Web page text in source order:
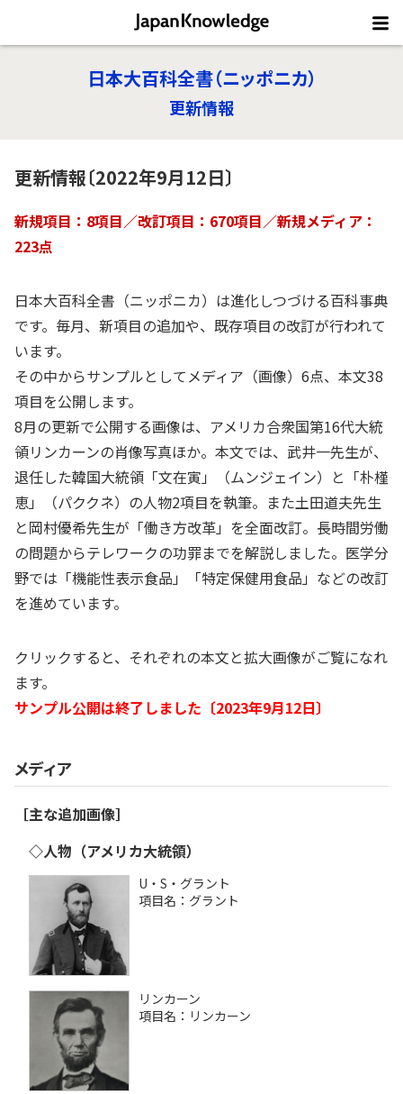
日本大百科全書（ニッポニカ）
更新情報
更新情報〔2022年9月12日〕
新規項目：8項目／改訂項目：670項目／新規メディア：
223点
日本大百科全書（ニッポニカ）は進化しつづける百科事典
です。毎月、新項目の追加や、既存項目の改訂が行われて
います。
その中からサンプルとしてメディア（画像）6点、本文38
項目を公開します。
8月の更新で公開する画像は、アメリカ合衆国第16代大統
領リンカーンの肖像写真ほか。本文では、武井一先生が、
退任した韓国大統領「文在寅」（ムンジェイン）と「朴槿
恵」（パククネ）の人物2項目を執筆。また土田道夫先生
と岡村優希先生が「働き方改革」を全面改訂。長時間労働
の問題からテレワークの功罪までを解説しました。医学分
野では「機能性表示食品」「特定保健用食品」などの改訂
を進めています。
クリックすると、それぞれの本文と拡大画像がご覧になれ
ます。
サンプル公開は終了しました〔2023年9月12日〕
メディア
［主な追加画像］
◇人物（アメリカ大統領）
U・S・グラント
項目名：グラント
リンカーン
項目名：リンカーン